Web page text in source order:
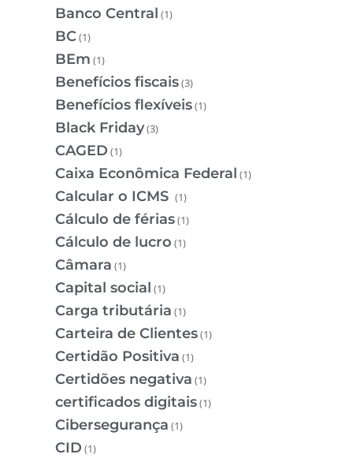
Banco Central (1)
BC(1)
BEm (1)
Benefícios fiscais(3)
Benefícios flexíveis(1)
Black Friday(3)
CAGED (1)
Caixa Econômica Federal (1)
Calcular o ICMS (1)
Cálculo de férias(1)
Cálculo de lucro (1)
Câmara (1)
Capital social (1)
Carga tributária (1)
Carteira de Clientes(1)
Certidão Positiva (1)
Certidões negativa (1)
certificados digitais(1)
Cibersegurança (1)
CID (1)